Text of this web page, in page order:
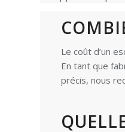
Le coût d’un
En tant que
précis, nous